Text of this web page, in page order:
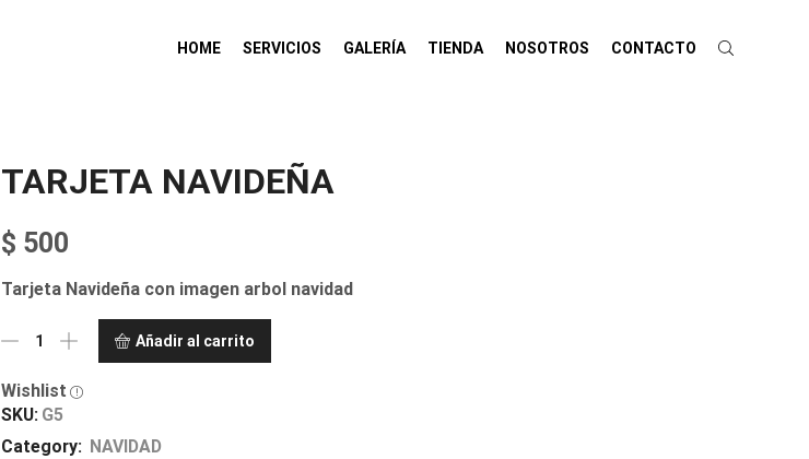
HOME SERVICIOS GALERÍA TIENDA NOSOTROS CONTACTO
TARJETA NAVIDEÑA
$ 500
Tarjeta Navideña con imagen arbol navidad
Añadir al carrito
Wishlist
SKU: G5
Category: NAVIDAD